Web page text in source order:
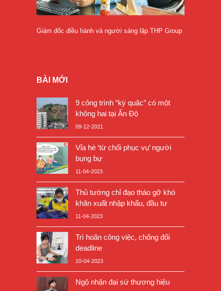
Giám đốc điều hành và người sáng lập THP Group
BÀI MỚI
9 công trình “kỳ quặc” có một
không hai tại Ấn Độ
09-12-2021
Vỉa hè ‘từ chối phục vụ’ người
bụng bự
11-04-2023
Thủ tướng chỉ đạo tháo gỡ khó
khăn xuất nhập khẩu, đầu tư
11-04-2023
Trì hoãn công việc, chống đối
deadline
10-04-2023
Ngộ nhận đại sứ thương hiệu